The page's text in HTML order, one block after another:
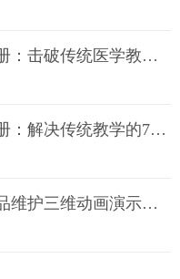
医疗教育仿真动画定制实战手册：击破传统医学教育7大痛点
医疗教育仿真动画定制实战手册：解决传统教学的7大痛点
设备维护维修不再难！专业产品维护三维动画演示定制指南